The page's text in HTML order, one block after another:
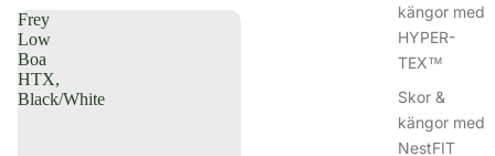
kängor med
HYPER-
TEX™
Skor &
kängor med
NestFIT
Frey
Low
Boa
HTX,
Black/White